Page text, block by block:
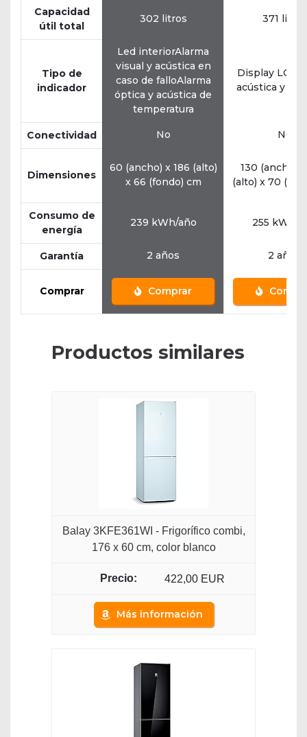
Capacidad
útil total
302 litros 371 litros
Tipo de
indicador
Led interiorAlarma
visual y acústica en
caso de falloAlarma
óptica y acústica de
temperatura
Display
acústica y
Conectividad No No
Dimensiones
60 (ancho) x 186 (alto)
x 66 (fondo) cm
130 (ancho)
(alto) x 70
Consumo de
energía
239 kWh/año 255 kWh/
Garantía 2 años 2 años
Comprar Comprar
Productos similares
Balay 3KFE361WI - Frigorífico combi,
176 x 60 cm, color blanco
422,00 EUR
Más información